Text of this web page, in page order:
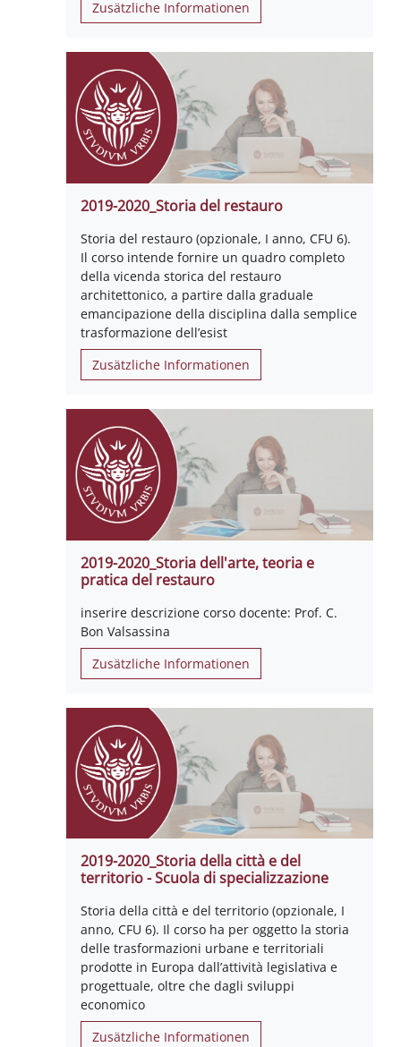
Zusätzliche Informationen
2019-2020_Storia del restauro
Storia del restauro (opzionale, I anno, CFU 6).
Il corso intende fornire un quadro completo
della vicenda storica del restauro
architettonico, a partire dalla graduale
emancipazione della disciplina dalla semplice
trasformazione dell’esist
Zusätzliche Informationen
2019-2020_Storia dell'arte, teoria e
pratica del restauro
inserire descrizione corso docente: Prof. C.
Bon Valsassina
Zusätzliche Informationen
2019-2020_Storia della città e del
territorio - Scuola di specializzazione
Storia della città e del territorio (opzionale, I
anno, CFU 6). Il corso ha per oggetto la storia
delle trasformazioni urbane e territoriali
prodotte in Europa dall’attività legislativa e
progettuale, oltre che dagli sviluppi
economico
Zusätzliche Informationen